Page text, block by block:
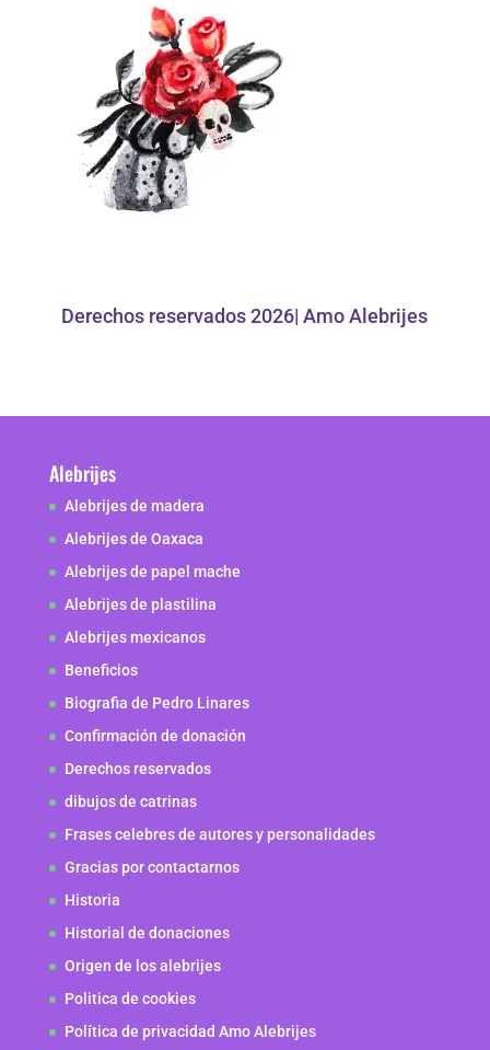
Derechos reservados 2026| Amo Alebrijes
Alebrijes
Alebrijes de madera
Alebrijes de Oaxaca
Alebrijes de papel mache
Alebrijes de plastilina
Alebrijes mexicanos
Beneficios
Biografia de Pedro Linares
Confirmación de donación
Derechos reservados
dibujos de catrinas
Frases celebres de autores y personalidades
Gracias por contactarnos
Historia
Historial de donaciones
Origen de los alebrijes
Politica de cookies
Política de privacidad Amo Alebrijes